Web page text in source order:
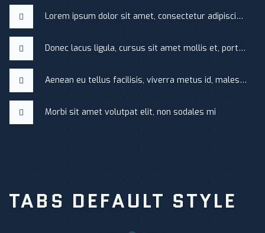
Lorem ipsum dolor sit amet, consectetur adipiscing elit
Donec lacus ligula, cursus sit amet mollis et, porttitor a sapien
Aenean eu tellus facilisis, viverra metus id, malesuada elit
Morbi sit amet volutpat elit, non sodales mi
TABS DEFAULT STYLE